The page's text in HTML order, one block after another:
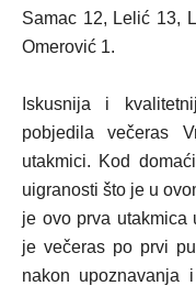
Samac 12, Lelić 13,
Omerović 1.
Iskusnija i
pobjedila večeras
utakmici. Kod
uigranosti što je u
je ovo prva utakmica
je večeras po prvi
nakon upoznavanja